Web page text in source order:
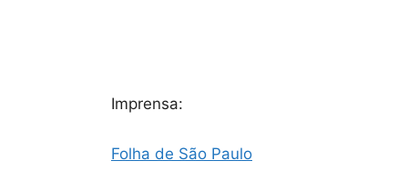
Imprensa:
Folha de São Paulo